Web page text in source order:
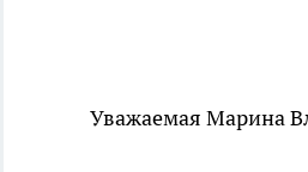
Уважаемая Марина